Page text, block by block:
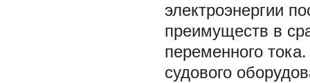
электроэнергии
преимуществ в
переменного
судового